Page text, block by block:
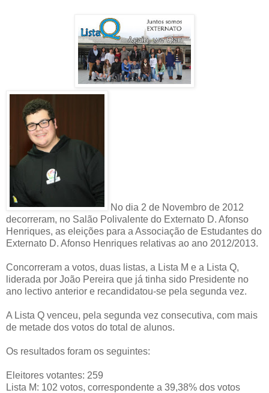
No dia 2 de Novembro de 2012
decorreram, no Salão Polivalente do Externato D. Afonso
Henriques, as eleições para a Associação de Estudantes do
Externato D. Afonso Henriques relativas ao ano 2012/2013.
Concorreram a votos, duas listas, a Lista M e a Lista Q,
liderada por João Pereira que já tinha sido Presidente no
ano lectivo anterior e recandidatou-se pela segunda vez.
A Lista Q venceu, pela segunda vez consecutiva, com mais
de metade dos votos do total de alunos.
Os resultados foram os seguintes:
Eleitores votantes: 259
Lista M: 102 votos, correspondente a 39,38% dos votos